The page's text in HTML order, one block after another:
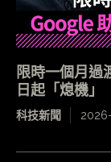
限時一個月
日起「熄機」
科技新聞